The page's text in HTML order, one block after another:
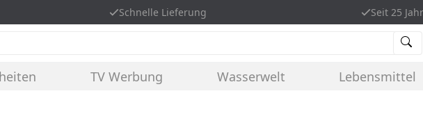
Schnelle Lieferung Seit 25
TV Werbung Wasserwelt Lebensmittel